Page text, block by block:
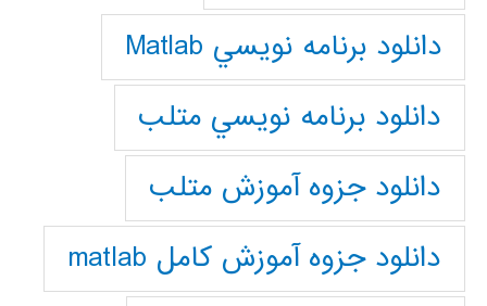
دانلود برنامه نويسي Matlab
دانلود برنامه نويسي متلب
دانلود جزوه آموزش متلب
دانلود جزوه آموزش کامل matlab